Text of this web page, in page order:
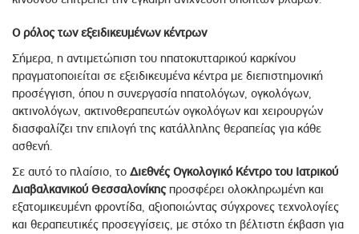
Ο ρόλος των εξειδικευμένων κέντρων
Σήμερα, η αντιμετώπιση του ηπατοκυτταρικού καρκίνου
πραγματοποιείται σε εξειδικευμένα κέντρα με διεπιστημονική
προσέγγιση, όπου η συνεργασία ηπατολόγων, ογκολόγων,
ακτινολόγων, ακτινοθεραπευτών ογκολόγων και χειρουργών
διασφαλίζει την επιλογή της κατάλληλης θεραπείας για κάθε
ασθενή.
Σε αυτό το πλαίσιο, το Διεθνές Ογκολογικό Κέντρο του Ιατρικού
Διαβαλκανικού Θεσσαλονίκηςπροσφέρει ολοκληρωμένη και
εξατομικευμένη φροντίδα, αξιοποιώντας σύγχρονες τεχνολογίες
και θεραπευτικές προσεγγίσεις, με στόχο τη βέλτιστη έκβαση για